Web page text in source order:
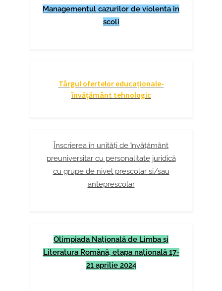
Managementul cazurilor de violenta in
scoli
Târgul ofertelor educaționale-
învățământ tehnologic
Înscrierea în unități de învățământ
preuniversitar cu personalitate juridică
cu grupe de nivel prescolar si/sau
anteprescolar
Olimpiada Naţională de Limba şi
Literatura Română, etapa naţională 17-
21 aprilie 2024